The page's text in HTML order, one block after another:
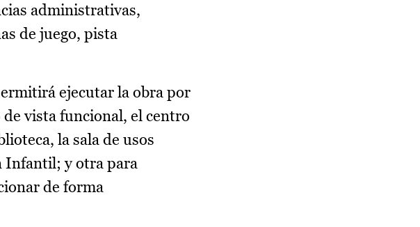
administrativas,
de juego, pista
ejecutar la obra por
vista funcional, el centro
la sala de usos
Infantil; y otra para
de forma